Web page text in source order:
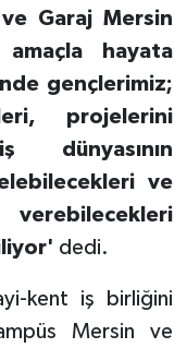
Garaj Mersin
hayata
gençlerimiz;
projelerini
dünyasının
ve
verebilecekleri
dedi.
kent iş birliğini
Mersin ve